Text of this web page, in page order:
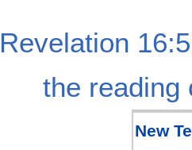
Revelation
the reading
New